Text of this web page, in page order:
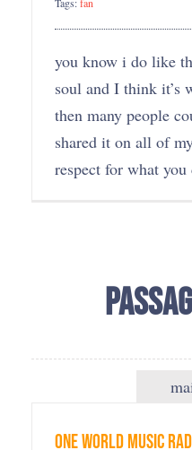
you know i do like
soul and I think it’s
then many people
shared it on all of
respect for what you
One World Music